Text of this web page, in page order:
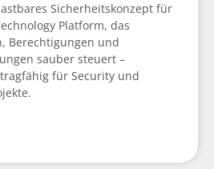
Sicherheitskonzept für
Platform, das
Berechtigungen und
sauber steuert –
für Security und